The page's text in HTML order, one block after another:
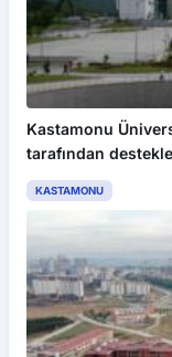
Kastamonu
tarafından
KASTAMONU
Bu web sitesinde
çerezler
inceleyebilirsiniz.